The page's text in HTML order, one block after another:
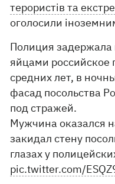
терористів та
оголосили
Полиция
яйцами российское
средних лет, в
фасад посольства
под стражей.
Мужчина оказался
закидал стену
глазах у
pic.twitter.com/